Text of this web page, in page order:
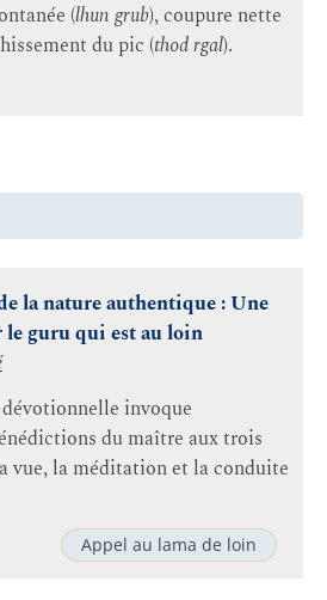
(lhun grub), coupure nette
du pic (thod rgal).
la nature authentique : Une
guru qui est au loin
invoque
du maître aux trois
vue, la méditation et la conduite
Appel au lama de loin